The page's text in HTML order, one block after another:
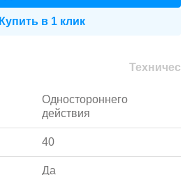
Купить в 1 клик
Одностороннего
действия
40
Да